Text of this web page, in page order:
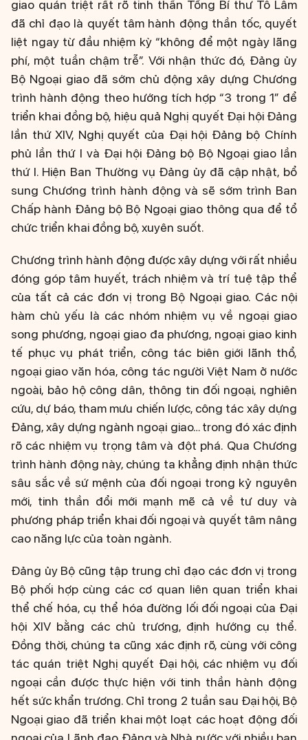
giao quán triệt rất rõ tinh thần Tổng Bí thư Tô Lâm
đã chỉ đạo là quyết tâm hành động thần tốc, quyết
liệt ngay từ đầu nhiệm kỳ “không để một ngày lãng
phí, một tuần chậm trễ”. Với nhận thức đó, Đảng ủy
Bộ Ngoại giao đã sớm chủ động xây dựng Chương
trình hành động theo hướng tích hợp “3 trong 1” để
triển khai đồng bộ, hiệu quả Nghị quyết Đại hội Đảng
lần thứ XIV, Nghị quyết của Đại hội Đảng bộ Chính
phủ lần thứ I và Đại hội Đảng bộ Bộ Ngoại giao lần
thứ I. Hiện Ban Thường vụ Đảng ủy đã cập nhật, bổ
sung Chương trình hành động và sẽ sớm trình Ban
Chấp hành Đảng bộ Bộ Ngoại giao thông qua để tổ
chức triển khai đồng bộ, xuyên suốt.
Chương trình hành động được xây dựng với rất nhiều
đóng góp tâm huyết, trách nhiệm và trí tuệ tập thể
của tất cả các đơn vị trong Bộ Ngoại giao. Các nội
hàm chủ yếu là các nhóm nhiệm vụ về ngoại giao
song phương, ngoại giao đa phương, ngoại giao kinh
tế phục vụ phát triển, công tác biên giới lãnh thổ,
ngoại giao văn hóa, công tác người Việt Nam ở nước
ngoài, bảo hộ công dân, thông tin đối ngoại, nghiên
cứu, dự báo, tham mưu chiến lược, công tác xây dựng
Đảng, xây dựng ngành ngoại giao… trong đó xác định
rõ các nhiệm vụ trọng tâm và đột phá. Qua Chương
trình hành động này, chúng ta khẳng định nhận thức
sâu sắc về sứ mệnh của đối ngoại trong kỷ nguyên
mới, tinh thần đổi mới mạnh mẽ cả về tư duy và
phương pháp triển khai đối ngoại và quyết tâm nâng
cao năng lực của toàn ngành.
Đảng ủy Bộ cũng tập trung chỉ đạo các đơn vị trong
Bộ phối hợp cùng các cơ quan liên quan triển khai
thể chế hóa, cụ thể hóa đường lối đối ngoại của Đại
hội XIV bằng các chủ trương, định hướng cụ thể.
Đồng thời, chúng ta cũng xác định rõ, cùng với công
tác quán triệt Nghị quyết Đại hội, các nhiệm vụ đối
ngoại cần được thực hiện với tinh thần hành động
hết sức khẩn trương. Chỉ trong 2 tuần sau Đại hội, Bộ
Ngoại giao đã triển khai một loạt các hoạt động đối